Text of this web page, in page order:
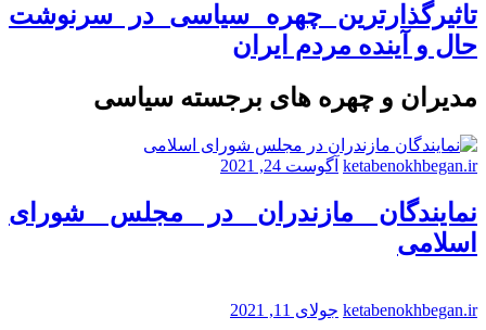
تاثیرگذارترین چهره سیاسی در سرنوشت
حال و آینده مردم ایران
مدیران و چهره های برجسته سیاسی
ketabenokhbegan.ir آگوست 24, 2021
نمایندگان مازندران در مجلس شورای
اسلامی
ketabenokhbegan.ir جولای 11, 2021